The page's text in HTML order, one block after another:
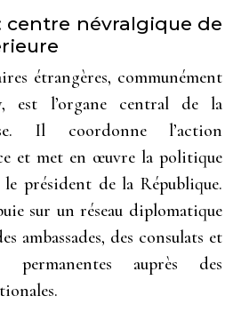
centre névralgique de
étrangères, communément
est l’organe central de la
Il coordonne l’action
et met en œuvre la politique
président de la République.
sur un réseau diplomatique
ambassades, des consulats et
permanentes auprès des